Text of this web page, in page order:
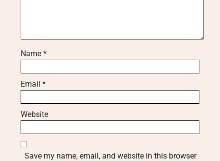
Name *
Email *
Website
Save my name, email, and website in this browser